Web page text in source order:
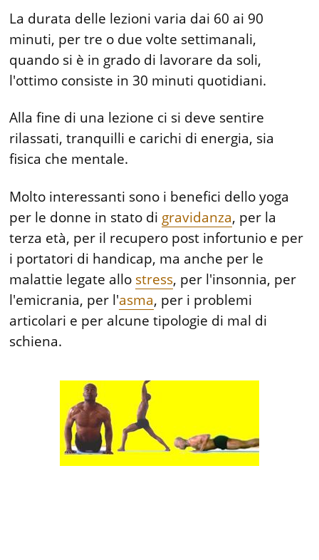
La durata delle lezioni varia dai 60 ai 90
minuti, per tre o due volte settimanali,
quando si è in grado di lavorare da soli,
l'ottimo consiste in 30 minuti quotidiani.
Alla fine di una lezione ci si deve sentire
rilassati, tranquilli e carichi di energia, sia
fisica che mentale.
Molto interessanti sono i benefici dello yoga
per le donne in stato di gravidanza, per la
terza età, per il recupero post infortunio e per
i portatori di handicap, ma anche per le
malattie legate allo stress, per l'insonnia, per
l'emicrania, per l'asma, per i problemi
articolari e per alcune tipologie di mal di
schiena.